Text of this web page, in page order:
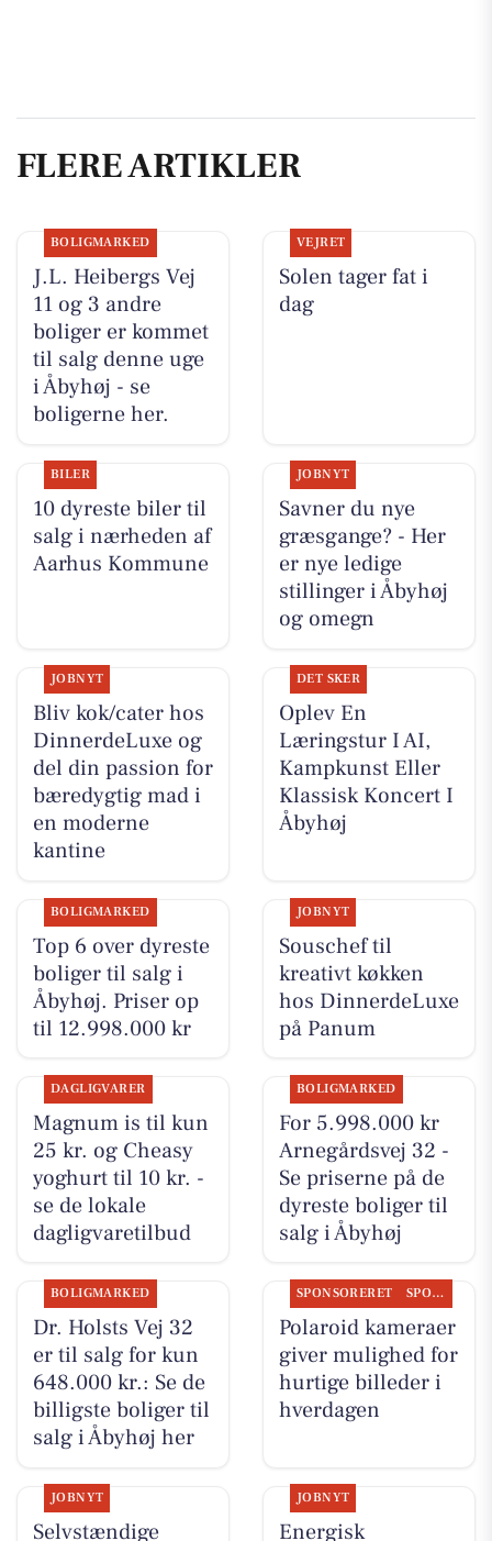
FLERE ARTIKLER
BOLIGMARKED
J.L. Heibergs Vej
11 og 3 andre
boliger er kommet
til salg denne uge
i Åbyhøj - se
boligerne her.
VEJRET
Solen tager fat i
dag
BILER
10 dyreste biler til
salg i nærheden af
Aarhus Kommune
JOBNYT
Savner du nye
græsgange? - Her
er nye ledige
stillinger i Åbyhøj
og omegn
JOBNYT
Bliv kok/cater hos
DinnerdeLuxe og
del din passion for
bæredygtig mad i
en moderne
kantine
DET SKER
Oplev En
Læringstur I AI,
Kampkunst Eller
Klassisk Koncert I
Åbyhøj
BOLIGMARKED
Top 6 over dyreste
boliger til salg i
Åbyhøj. Priser op
til 12.998.000 kr
JOBNYT
Souschef til
kreativt køkken
hos DinnerdeLuxe
på Panum
DAGLIGVARER
Magnum is til kun
25 kr. og Cheasy
yoghurt til 10 kr. -
se de lokale
dagligvaretilbud
BOLIGMARKED
For 5.998.000 kr
Arnegårdsvej 32 -
Se priserne på de
dyreste boliger til
salg i Åbyhøj
BOLIGMARKED
Dr. Holsts Vej 32
er til salg for kun
648.000 kr.: Se de
billigste boliger til
salg i Åbyhøj her
SPONSORERET SPONSORERET INDHOLD
Polaroid kameraer
giver mulighed for
hurtige billeder i
hverdagen
JOBNYT
Selvstændige
JOBNYT
Energisk